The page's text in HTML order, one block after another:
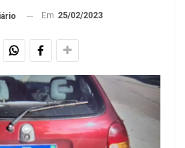
Em 25/02/2023